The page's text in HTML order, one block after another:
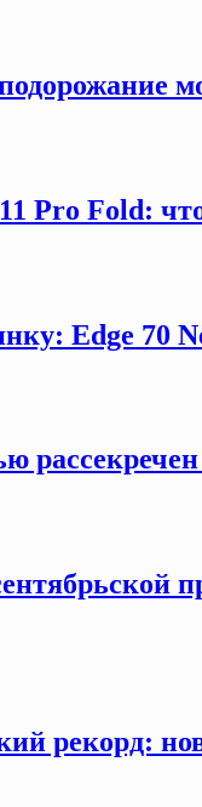
Pro Fold:
Edge 70
рекорд: